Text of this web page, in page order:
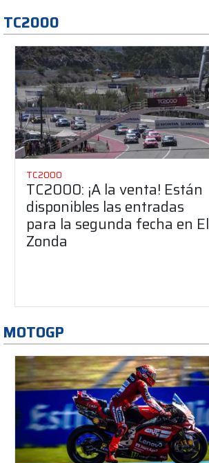
TC2000
TC2000
TC2000: ¡A la venta! Están
disponibles las entradas
para la segunda fecha en El
Zonda
MOTOGP